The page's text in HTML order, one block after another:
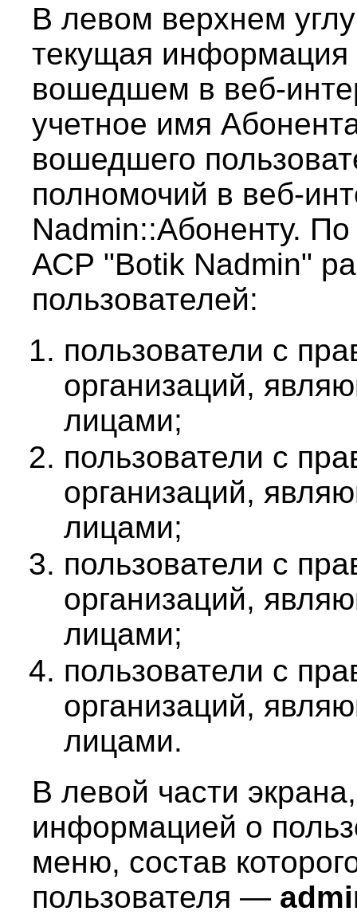
В левом верхнем
текущая информация
вошедшем в веб-
учетное имя
вошедшего
полномочий в веб-
Nadmin::Абоненту.
АСР "Botik Nadmin"
пользователей:
пользователи с
организаций,
лицами;
пользователи с
организаций,
лицами;
пользователи с
организаций,
лицами;
пользователи с
организаций,
лицами.
В левой части
информацией о
меню, состав
пользователя —